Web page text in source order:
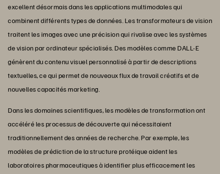
excellent désormais dans les applications multimodales qui
combinent différents types de données. Les transformateurs de vision
traitent les images avec une précision qui rivalise avec les systèmes
de vision par ordinateur spécialisés. Des modèles comme DALL-E
génèrent du contenu visuel personnalisé à partir de descriptions
textuelles, ce qui permet de nouveaux flux de travail créatifs et de
nouvelles capacités marketing.
Dans les domaines scientifiques, les modèles de transformation ont
accéléré les processus de découverte qui nécessitaient
traditionnellement des années de recherche. Par exemple, les
modèles de prédiction de la structure protéique aident les
laboratoires pharmaceutiques à identifier plus efficacement les